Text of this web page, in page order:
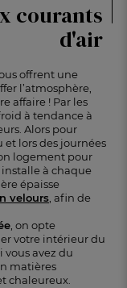
courants
d'air
offrent une
l’atmosphère,
affaire ! Par les
à tendance à
Alors pour
et lors des journées
logement pour
installe à chaque
épaisse
velours, afin de
, on opte
votre intérieur du
avez du
matières
chaleureux.